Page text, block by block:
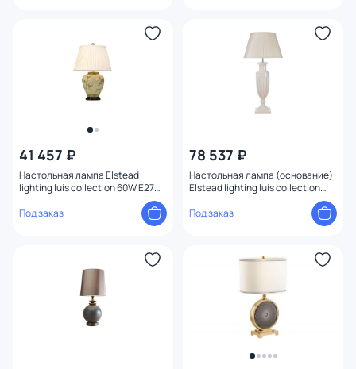
41 457 ₽
Настольная лампа Elstead
lighting luis collection 60W E27
Под заказ
78 537 ₽
Настольная лампа (основание)
Elstead lighting luis collection
Под заказ